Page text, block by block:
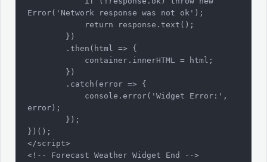
Error('Network response was not ok');
error);
})();
</script>
<!-- Forecast Weather Widget End -->